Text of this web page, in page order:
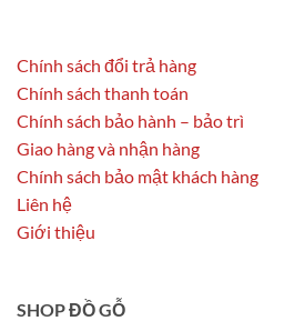
Chính sách đổi trả hàng
Chính sách thanh toán
Chính sách bảo hành – bảo trì
Giao hàng và nhận hàng
Chính sách bảo mật khách hàng
Liên hệ
Giới thiệu
SHOP ĐỒ GỖ